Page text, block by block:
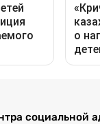
социальной